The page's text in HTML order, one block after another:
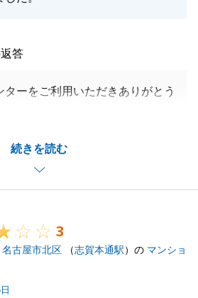
続きを読む
答
ターをご利用いただきありがとう
いただきありがとうございまし
3
名古屋市北区 （志賀本通駅）の マンショ